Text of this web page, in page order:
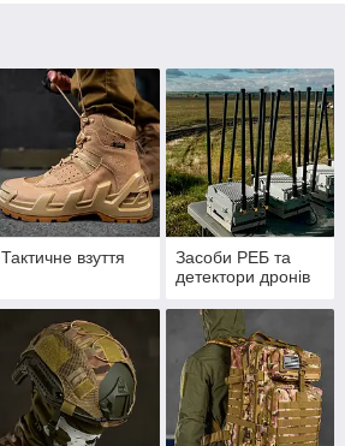
Тактичне взуття
Засоби РЕБ та
детектори дронів